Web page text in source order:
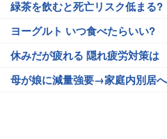
緑茶を飲むと死亡リスク低まる?
ヨーグルト いつ食べたらいい?
休みだが疲れる 隠れ疲労対策は
母が娘に減量強要→家庭内別居へ